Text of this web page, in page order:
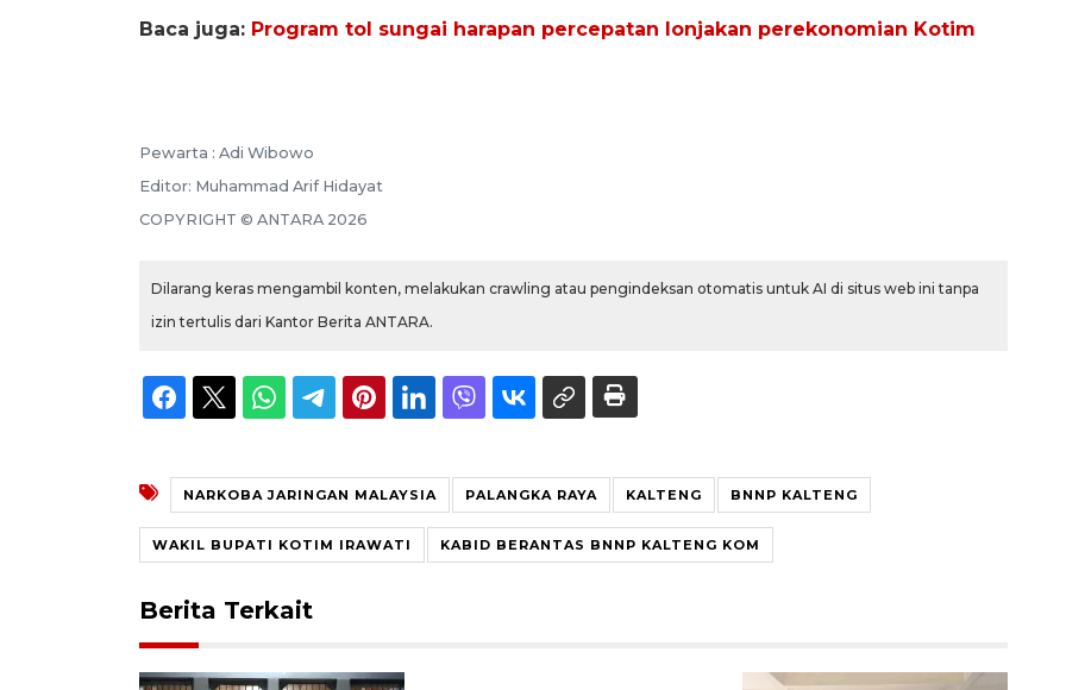
Baca juga: Program tol sungai harapan percepatan lonjakan perekonomian Kotim
Pewarta : Adi Wibowo
Editor: Muhammad Arif Hidayat
COPYRIGHT © ANTARA 2026
Dilarang keras mengambil konten, melakukan crawling atau pengindeksan otomatis untuk AI di situs web ini tanpa
izin tertulis dari Kantor Berita ANTARA.
NARKOBA JARINGAN MALAYSIA PALANGKA RAYA KALTENG BNNP KALTENG
WAKIL BUPATI KOTIM IRAWATI KABID BERANTAS BNNP KALTENG KOM
Berita Terkait